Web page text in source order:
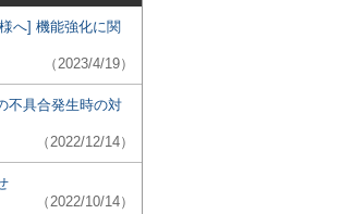
へ] 機能強化に関
（2023/4/19）
不具合発生時の対
（2022/12/14）
（2022/10/14）